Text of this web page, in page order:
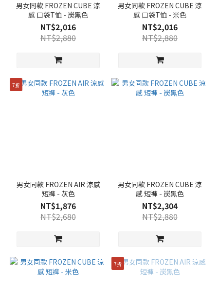
男女同款 FROZEN CUBE 涼
感 口袋T恤 - 炭黑色
NT$2,016
NT$2,880
男女同款 FROZEN CUBE 涼
感 口袋T恤 - 米色
NT$2,016
NT$2,880
7折
男女同款 FROZEN AIR 涼感
短褲 - 灰色
NT$1,876
NT$2,680
男女同款 FROZEN CUBE 涼
感 短褲 - 炭黑色
NT$2,304
NT$2,880
7折